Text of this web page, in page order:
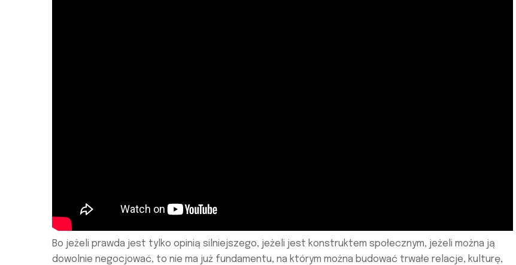
Bo jeżeli prawda jest tylko opinią silniejszego, jeżeli jest konstruktem społecznym, jeżeli można ją
dowolnie negocjować, to nie ma już fundamentu, na którym można budować trwałe relacje, kulturę,